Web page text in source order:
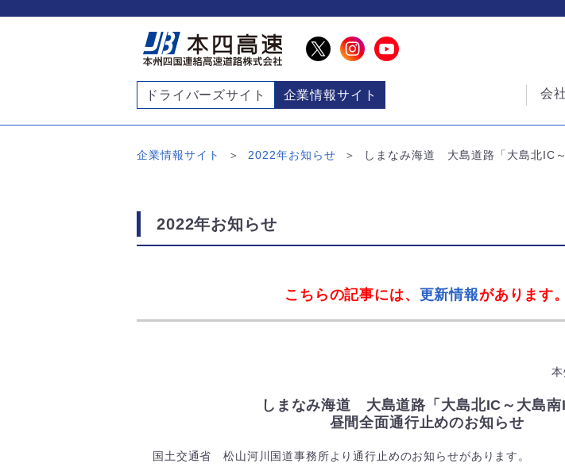
ドライバーズサイト 企業情報サイト 会
企業情報サイト 2022年お知らせ しまなみ海道 大島道路「大島北IC
2022年お知らせ
こちらの記事には、 更新情報があります。
しまなみ海道 大島道路「大島北IC～大島南
昼間全面通行止めのお知らせ
国土交通省 松山河川国道事務所より通行止めのお知らせがあります。